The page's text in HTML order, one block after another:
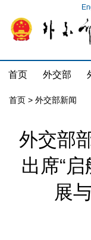
首页 外交部
首页 > 外交部新闻
外交部
出席“启
展